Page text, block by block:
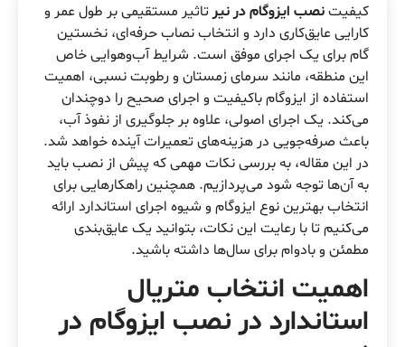
کیفیتنصب ایزوگام در نیر تاثیر مستقیمی بر طول عمر و
کارایی عایق‌کاری دارد و انتخاب نصاب حرفه‌ای، نخستین
گام برای یک اجرای موفق است. شرایط آب‌وهوایی خاص
این منطقه، مانند سرمای زمستان و رطوبت نسبی، اهمیت
استفاده از ایزوگام باکیفیت و اجرای صحیح را دوچندان
می‌کند. یک اجرای اصولی، علاوه بر جلوگیری از نفوذ آب،
باعث صرفه‌جویی در هزینه‌های تعمیرات آینده خواهد شد.
در این مقاله، به بررسی نکات مهمی که پیش از نصب باید
به آن‌ها توجه شود می‌پردازیم. همچنین راهکارهایی برای
انتخاب بهترین نوع ایزوگام و شیوه اجرای استاندارد ارائه
می‌کنیم تا با رعایت این نکات، بتوانید یک عایق‌بندی
مطمئن و بادوام برای سال‌ها داشته باشید.
اهمیت انتخاب متریال
استاندارد در نصب ایزوگام در